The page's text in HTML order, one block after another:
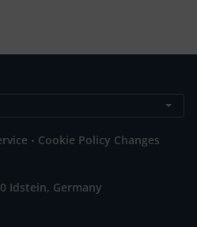
. Cookie Policy Changes
Idstein, Germany